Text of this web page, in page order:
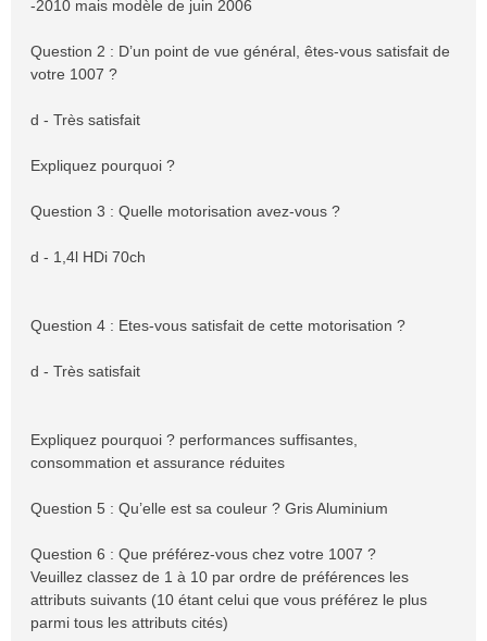
-2010 mais modèle de juin 2006
Question 2 : D’un point de vue général, êtes-vous satisfait de
votre 1007 ?
d - Très satisfait
Expliquez pourquoi ?
Question 3 : Quelle motorisation avez-vous ?
d - 1,4l HDi 70ch
Question 4 : Etes-vous satisfait de cette motorisation ?
d - Très satisfait
Expliquez pourquoi ? performances suffisantes,
consommation et assurance réduites
Question 5 : Qu’elle est sa couleur ? Gris Aluminium
Question 6 : Que préférez-vous chez votre 1007 ?
Veuillez classez de 1 à 10 par ordre de préférences les
attributs suivants (10 étant celui que vous préférez le plus
parmi tous les attributs cités)